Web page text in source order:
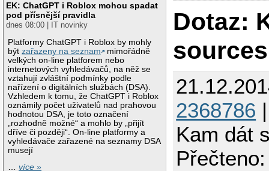
EK: ChatGPT i Roblox mohou spadat
pod přísnější pravidla
dnes 08:00 | IT novinky
Platformy ChatGPT i Roblox by mohly
býtzařazeny na seznam
mimořádně
velkých on-line platforem nebo
internetových vyhledávačů, na něž se
vztahují zvláštní podmínky podle
nařízení o digitálních službách (DSA).
Vzhledem k tomu, že ChatGPT i Roblox
oznámily počet uživatelů nad prahovou
hodnotou DSA, je toto označení
„rozhodně možné“ a mohlo by „přijít
dříve či později“. On-line platformy a
vyhledávače zařazené na seznamy DSA
musejí
…více »
Dotaz:
2368786
Kam dát